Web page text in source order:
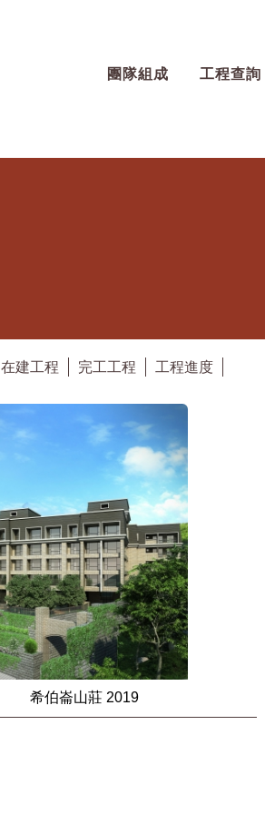
團隊組成 工程查詢
在建工程 完工工程 工程進度
希伯崙山莊 2019